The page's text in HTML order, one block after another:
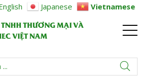
THƯƠNG MẠI VÀ
VIỆT NAM
Japanese Vietnamese